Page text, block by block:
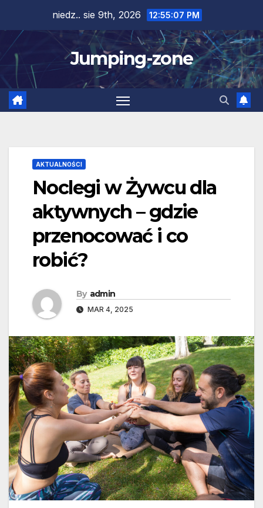
content
niedz.. sie 9th, 2026 12:55:08 PM
Jumping-zone
AKTUALNOŚCI
Noclegi w Żywcu dla
aktywnych – gdzie
przenocować i co
robić?
By admin
MAR 4, 2025